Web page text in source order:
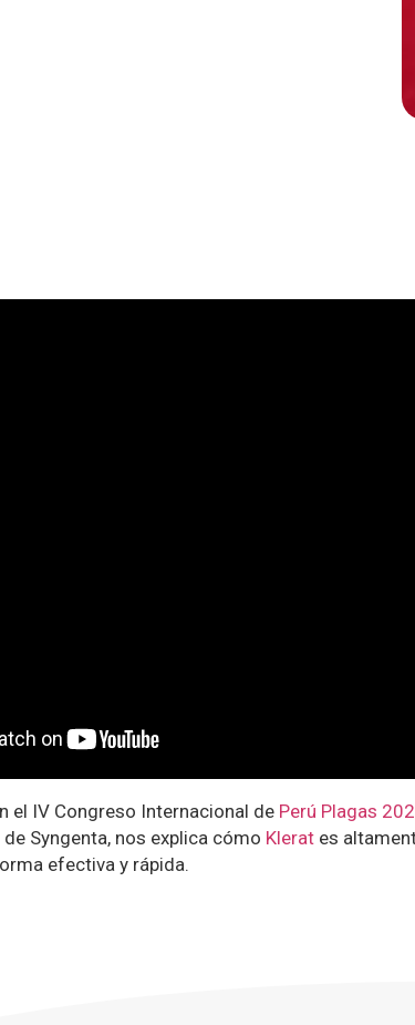
el IV Congreso Internacional de Perú Plagas
Syngenta, nos explica cómo Klerat es
efectiva y rápida.